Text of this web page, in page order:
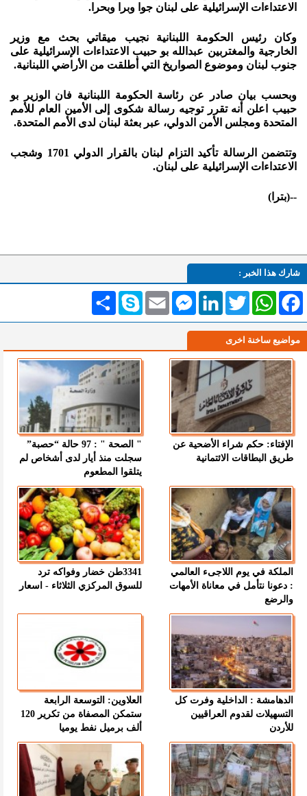
الاعتداءات الإسرائيلية على لبنان جوا وبرا وبحرا.
وكان رئيس الحكومة اللبنانية نجيب ميقاتي بحث مع وزير
الخارجية والمغتربين عبدالله بو حبيب الاعتداءات الإسرائيلية على
جنوب لبنان وموضوع الصواريخ التي أطلقت من الأراضي اللبنانية.
وبحسب بيان صادر عن رئاسة الحكومة اللبنانية فان الوزير بو
حبيب اعلن أنه تقرر توجيه رسالة شكوى إلى الأمين العام للأمم
المتحدة ومجلس الأمن الدولي، عبر بعثة لبنان لدى الأمم المتحدة.
وتتضمن الرسالة تأكيد التزام لبنان بالقرار الدولي 1701 وشجب
الاعتداءات الإسرائيلية على لبنان.
--(بترا)
شارك هذا الخبر :
انشر Skype Email
MessengerLinkedInTwitterWhatsAppFacebook
مواضيع ساخنة اخرى
الإفتاء: حكم شراء الأضحية عن
طريق البطاقات الائتمانية
" الصحة " : 97 حالة “حصبة”
سجلت منذ أيار لدى أشخاص لم
يتلقوا المطعوم
الملكة في يوم اللاجىء العالمي
: دعونا نتأمل في معاناة الأمهات
والرضع
3341طن خضار وفواكه ترد
للسوق المركزي الثلاثاء - اسعار
الدهامشة : الداخلية وفرت كل
التسهيلات لقدوم العراقيين
للأردن
العلاوين: التوسعة الرابعة
ستمكن المصفاة من تكرير 120
ألف برميل نفط يوميا